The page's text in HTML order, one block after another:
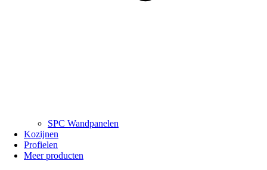
SPC Wandpanelen
Kozijnen
Profielen
Meer producten